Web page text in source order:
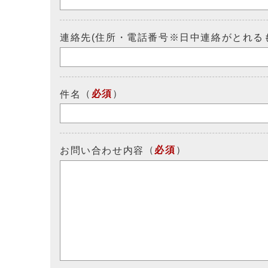
連絡先(住所・電話番号※日中連絡がとれる
件名 （ 必須 ）
お問い合わせ内容 （ 必須 ）